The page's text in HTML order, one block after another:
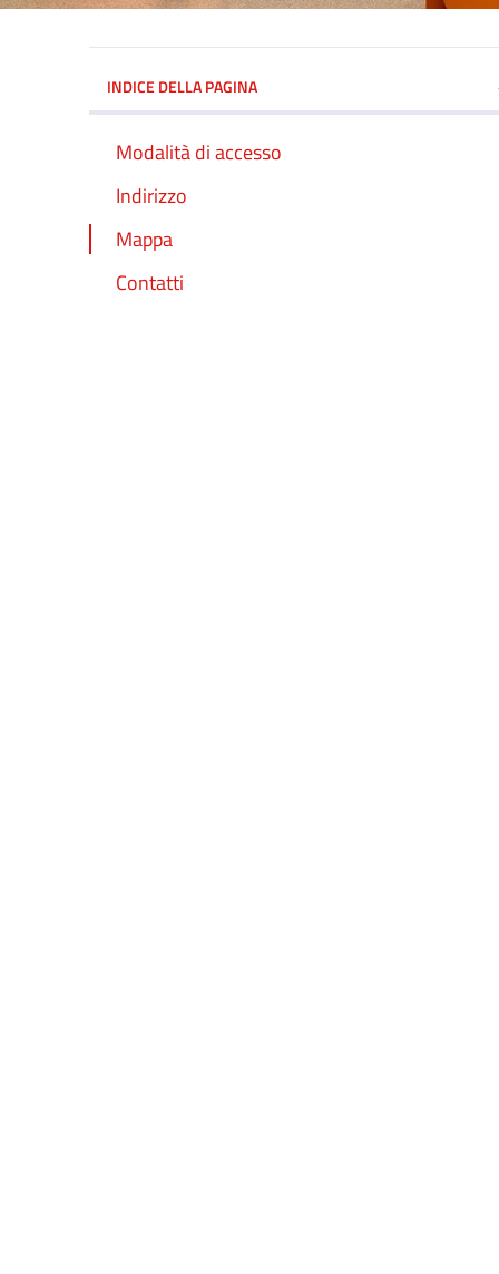
INDICE DELLA PAGINA
Modalità di accesso
Indirizzo
Mappa
Contatti